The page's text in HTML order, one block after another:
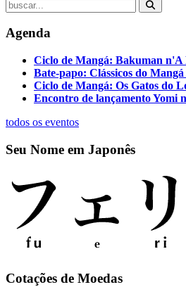
Agenda
Ciclo de Mangá: Bakuman
Bate-papo: Clássicos do
Ciclo de Mangá: Os Gatos do
Encontro de lançamento Yomi
todos os eventos
Seu Nome em Japonês
Cotações de Moedas